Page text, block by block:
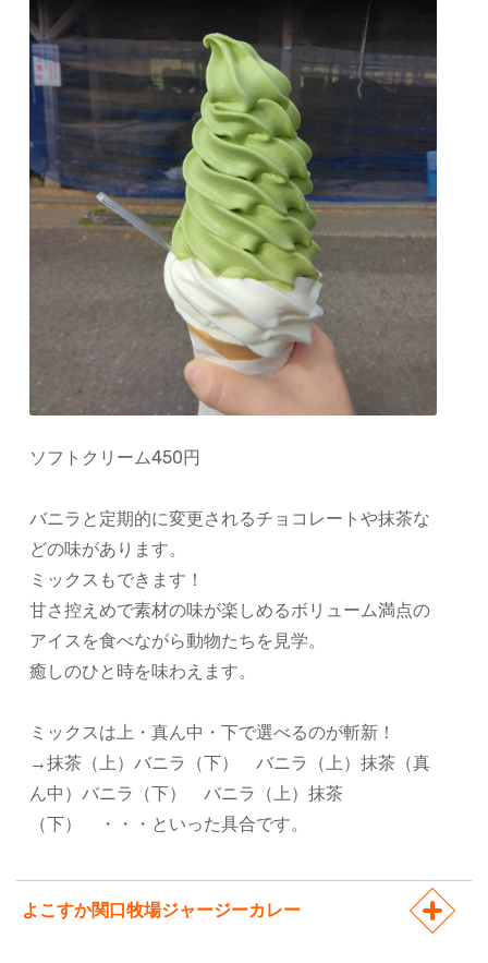
ソフトクリーム450円
バニラと定期的に変更されるチョコレートや抹茶な
どの味があります。
ミックスもできます！
甘さ控えめで素材の味が楽しめるボリューム満点の
アイスを食べながら動物たちを見学。
癒しのひと時を味わえます。
ミックスは上・真ん中・下で選べるのが斬新！
→抹茶（上）バニラ（下） バニラ（上）抹茶（真
ん中）バニラ（下） バニラ（上）抹茶
（下） ・・・といった具合です。
よこすか関口牧場ジャージーカレー